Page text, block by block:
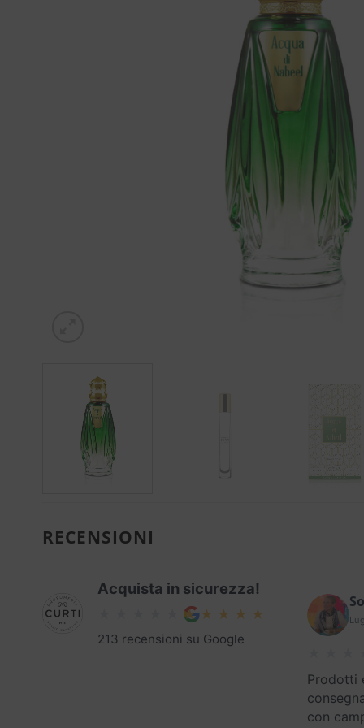
RECENSIONI
Acquista in sicurezza!
213 recensioni su Google
Prodotti
con